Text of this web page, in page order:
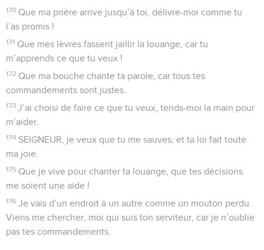
170 Que ma prière arrive jusqu’à toi, délivre-moi comme tu
l’as promis !
171 Que mes lèvres fassent jaillir la louange, car tu
m’apprends ce que tu veux !
172 Que ma bouche chante ta parole, car tous tes
commandements sont justes.
173 J’ai choisi de faire ce que tu veux, tends-moi la main pour
m’aider.
174 SEIGNEUR, je veux que tu me sauves, et ta loi fait toute
ma joie.
175 Que je vive pour chanter ta louange, que tes décisions
me soient une aide !
176 Je vais d’un endroit à un autre comme un mouton perdu.
Viens me chercher, moi qui suis ton serviteur, car je n’oublie
pas tes commandements.